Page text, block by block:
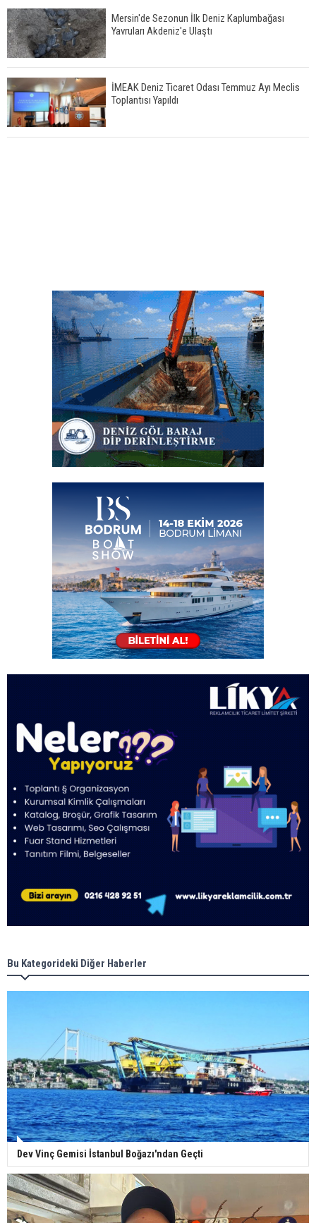
Mersin'de Sezonun İlk Deniz Kaplumbağası
Yavruları Akdeniz'e Ulaştı
İMEAK Deniz Ticaret Odası Temmuz Ayı Meclis
Toplantısı Yapıldı
Bu Kategorideki Diğer Haberler
Dev Vinç Gemisi İstanbul Boğazı'ndan Geçti